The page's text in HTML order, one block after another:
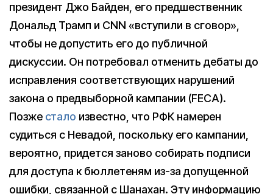
президент Джо Байден, его предшественник
Дональд Трамп и CNN «вступили в сговор»,
чтобы не допустить его до публичной
дискуссии. Он потребовал отменить дебаты до
исправления соответствующих нарушений
закона о предвыборной кампании (FECA).
Позже стало известно, что РФК намерен
судиться с Невадой, поскольку его кампании,
вероятно, придется заново собирать подписи
для доступа к бюллетеням из-за допущенной
ошибки, связанной с Шанахан. Эту информацию